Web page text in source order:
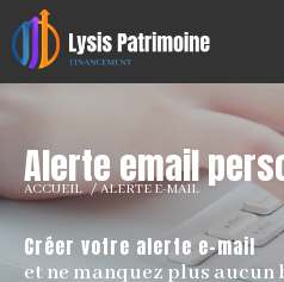
Alerteemailpers
ACCUEIL ALERTE E-MAIL
Créer votre alerte e-mail
et ne manquez plus aucun